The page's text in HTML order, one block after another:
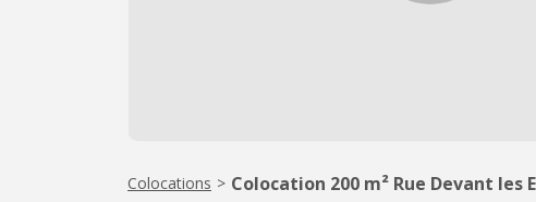
Colocations > Colocation 200 m² Rue Devant les